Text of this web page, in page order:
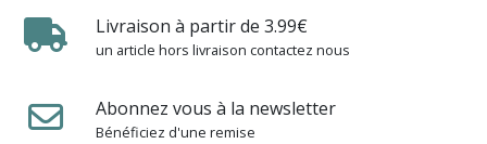
Livraison à partir de 3.99€
un article hors livraison contactez nous
Abonnez vous à la newsletter
Bénéficiez d'une remise
Afficher
les